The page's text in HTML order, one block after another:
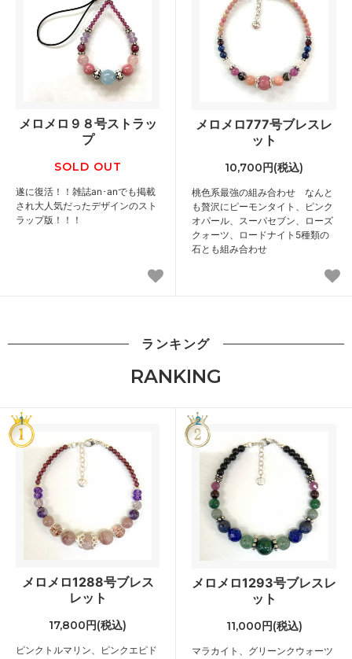
メロメロ９８号ストラッ
プ
SOLD OUT
遂に復活！！雑誌an･anでも掲載
され大人気だったデザインのスト
ラップ版！！！
メロメロ777号ブレスレ
ット
10,700円(税込)
桃色系最強の組み合わせ なんと
も贅沢にピーモンタイト、ピンク
オパール、スーパセブン、ローズ
クォーツ、ロードナイト5種類の
石とも組み合わせ
ランキング
RANKING
1
メロメロ1288号ブレス
レット
17,800円(税込)
ピンクトルマリン、ピンクエピド
2
メロメロ1293号ブレスレ
ット
11,000円(税込)
マラカイト、グリーンクウォーツ